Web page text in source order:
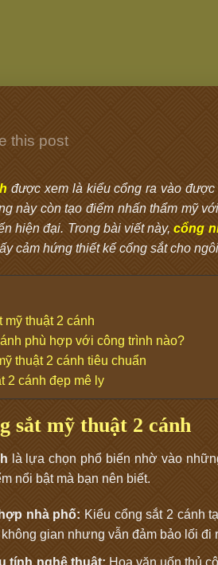
this post
được xem là kiểu cổng ra vào
này còn tạo điểm nhấn thẩm mỹ
hiện đại. Trong bài viết này,cổng
cảm hứng thiết kế cổng sắt cho
mỹ thuật 2 cánh
phù hợp với công trình nào?
thuật 2 cánh tiêu chuẩn
2 cánh đẹp mê ly
sắt mỹ thuật 2 cánh
là lựa chọn phổ biến nhờ vào
nổi bật mà bạn nên biết.
nhà phố: Kiểu cổng sắt 2 cánh
gian nhưng vẫn đảm bảo lối đi
tính nghệ thuật: Hoa văn uốn thủ